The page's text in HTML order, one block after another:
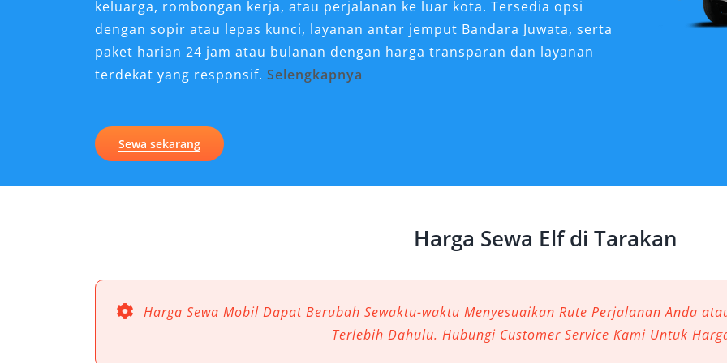
keluarga, rombongan kerja, atau perjalanan ke luar kota. Tersedia opsi
dengan sopir atau lepas kunci, layanan antar jemput Bandara Juwata, serta
paket harian 24 jam atau bulanan dengan harga transparan dan layanan
terdekat yang responsif.Selengkapnya
Perjalanan di Tarakan
mobil Elf Tarakan menjadi solusi yang efisien, ekonomis, dan nyaman. Mobil
mampu menampung banyak penumpang tanpa mengorbankan kenyamanan
perjalanan.
Berikut enam alasan utama mengapa layanan rental mobil Elf Tarakan
Sewa sekarang
Harga Sewa Elf di Tarakan
Harga Sewa Mobil Dapat Berubah Sewaktu-waktu Menyesuaikan Rute Perjalanan Anda
Terlebih Dahulu. Hubungi Customer Service Kami Untuk